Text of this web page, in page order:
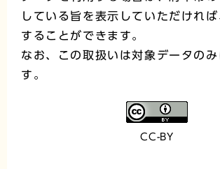
CC-BY
している旨を表示していただけれ
することができます。
なお、この取扱いは対象データの
す。